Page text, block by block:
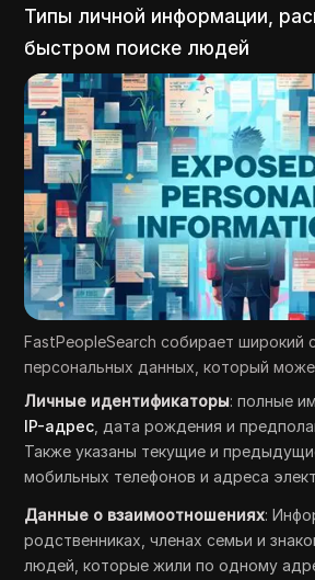
Типы личной информации,
быстром поиске людей
FastPeopleSearch собирает широкий
персональных данных, который
Личные идентификаторы: полные
IP-адрес, дата рождения и
Также указаны текущие и
мобильных телефонов и адреса
Данные о взаимоотношениях:
родственниках, членах семьи и
людей, которые жили по одному